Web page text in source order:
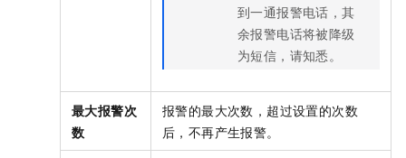
到一通报警电话，其
余报警电话将被降级
为短信，请知悉。
最大报警次
数
报警的最大次数，超过设置的次数
后，不再产生报警。